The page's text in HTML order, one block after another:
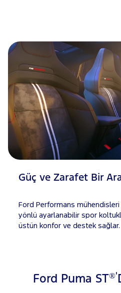
Güç ve Zarafet Bir
Ford Performans
yönlü ayarlanabilir spor
üstün konfor ve destek sağlar.
Ford Puma ST®'